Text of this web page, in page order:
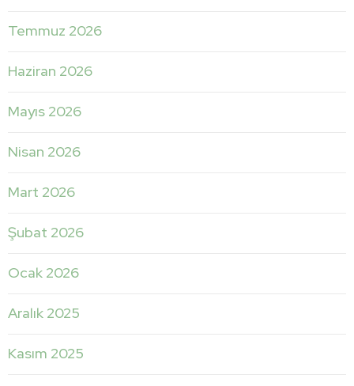
Temmuz 2026
Haziran 2026
Mayıs 2026
Nisan 2026
Mart 2026
Şubat 2026
Ocak 2026
Aralık 2025
Kasım 2025